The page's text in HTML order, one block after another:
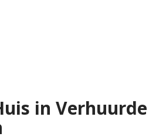
in Verhuurde